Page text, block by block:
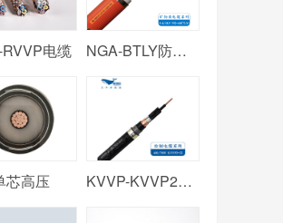
RVVP电缆 NGA-BTLY防火电缆
芯高压 KVVP-KVVP2电缆